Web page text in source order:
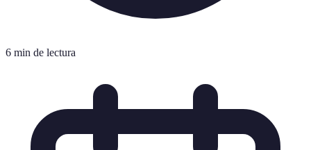
6 min de lectura